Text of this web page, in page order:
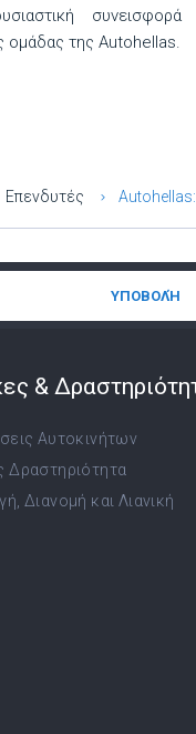
ομάδας της Autohellas.
Επενδυτές
&
Αυτοκινήτων
Δραστηριότητα
Διανομή και Λιανική